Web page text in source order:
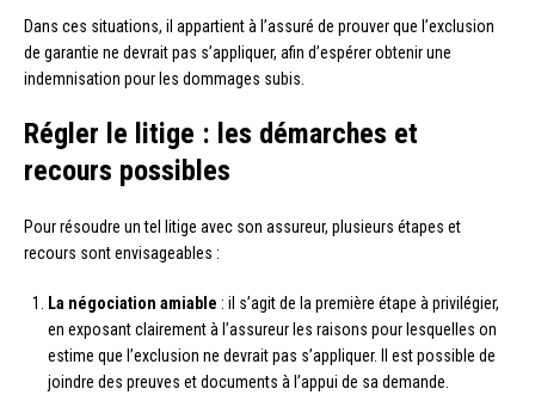
Dans ces situations, il appartient à l’assuré de prouver que l’exclusion
de garantie ne devrait pas s’appliquer, afin d’espérer obtenir une
indemnisation pour les dommages subis.
Régler le litige : les démarches et
recours possibles
Pour résoudre un tel litige avec son assureur, plusieurs étapes et
recours sont envisageables :
La négociation amiable : il s’agit de la première étape à privilégier,
en exposant clairement à l’assureur les raisons pour lesquelles on
estime que l’exclusion ne devrait pas s’appliquer. Il est possible de
joindre des preuves et documents à l’appui de sa demande.